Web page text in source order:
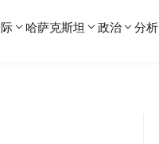
哈萨克斯坦 政治 分析